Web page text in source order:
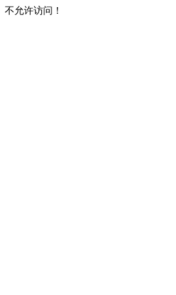
不允许访问！